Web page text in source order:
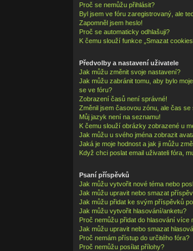
Proč se nemůžu přihlásit?
Byl jsem ve fóru zaregistrovaný, ale
Zapomněl jsem heslo!
Proč se automaticky odhlašuji?
K čemu slouží funkce „Smazat
Předvolby a nastavení uživatele
Jak můžu změnit svoje nastavení?
Jak můžu zabránit tomu, aby bylo
se ve fóru?
Zobrazení časů není správné!
Změnil jsem časovou zónu, ale čas
Můj jazyk není na seznamu!
K čemu slouží obrázky zobrazené u
Jak můžu u svého jména zobrazit
Jaká je moje hodnost a jak ji můžu
Když chci poslat email uživateli fóra,
Psaní příspěvků
Jak můžu vytvořit nové téma nebo
Jak můžu upravit nebo smazat
Jak můžu přidat ke svým příspěvků
Jak můžu vytvořit hlasování/anketu?
Proč nemůžu přidat do hlasování více
Jak můžu upravit nebo smazat
Proč nemám přístup do určitého fóra?
Proč nemůžu posílat přílohy?